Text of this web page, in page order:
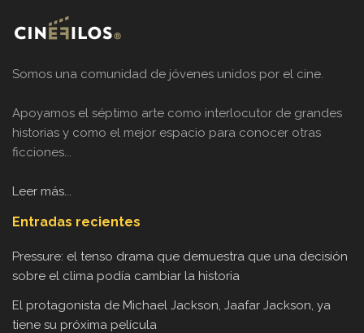
Somos una comunidad de jóvenes unidos por el cine.
Apoyamos el séptimo arte como interlocutor de grandes
historias y como el mejor espacio para conocer otras
ficciones...
Leer más...
Entradas recientes
Pressure: el tenso drama que demuestra que una decisión
sobre el clima podía cambiar la historia
El protagonista de Michael Jackson, Jaafar Jackson, ya
tiene su próxima película